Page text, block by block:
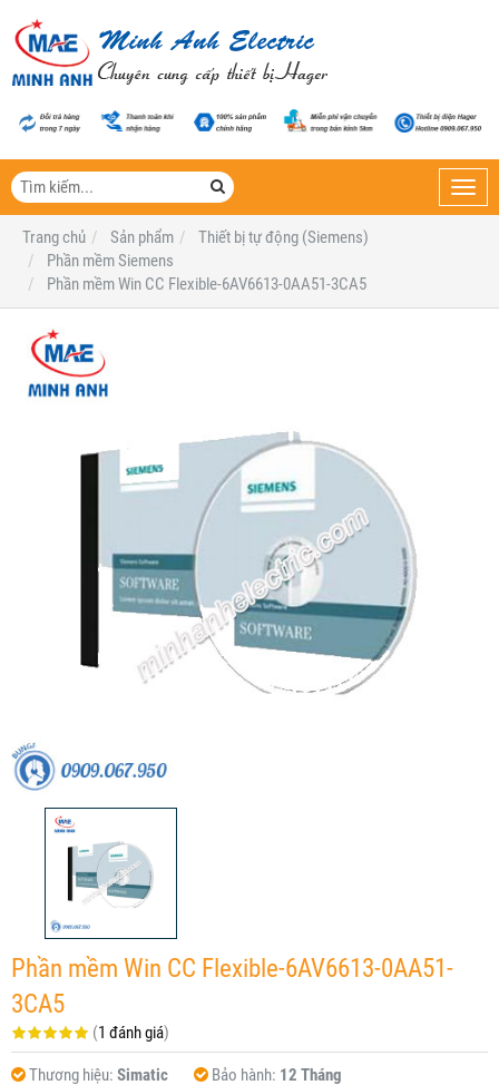
Trang chủ
Sản phẩm
Thiết bị tự động (Siemens)
Phần mềm Siemens
Phần mềm Win CC Flexible-6AV6613-0AA51-3CA5
Phần mềm Win CC Flexible-6AV6613-0AA51-
3CA5
(1 đánh giá)
Thương hiệu: Simatic Bảo hành: 12 Tháng